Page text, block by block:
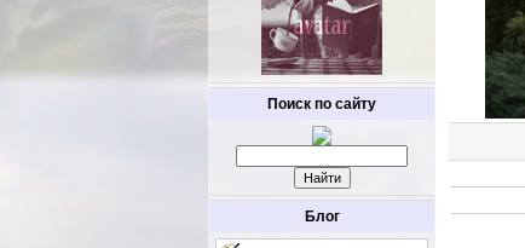
Поиск по сайту
Блог